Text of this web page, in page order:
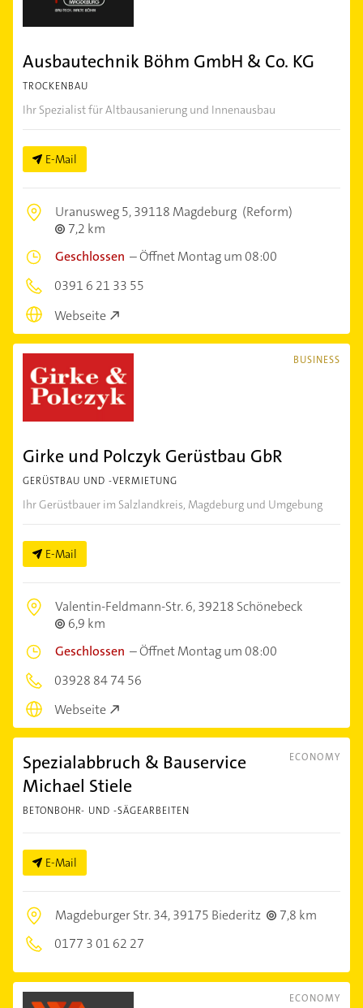
Ausbautechnik Böhm GmbH & Co. KG
TROCKENBAU
Ihr Spezialist für Altbausanierung und Innenausbau
E-Mail
Uranusweg 5,39118 Magdeburg (Reform)
7,2 km
Geschlossen –Öffnet Montag um 08:00
0391 6 21 33 55
Webseite
BUSINESS
Girke und Polczyk Gerüstbau GbR
GERÜSTBAU UND -VERMIETUNG
Ihr Gerüstbauer im Salzlandkreis, Magdeburg und Umgebung
E-Mail
Valentin-Feldmann-Str. 6,39218 Schönebeck
6,9 km
Geschlossen –Öffnet Montag um 08:00
03928 84 74 56
Webseite
ECONOMY
Spezialabbruch & Bauservice
Michael Stiele
BETONBOHR- UND -SÄGEARBEITEN
E-Mail
Magdeburger Str. 34,39175 Biederitz
7,8 km
0177 3 01 62 27
ECONOMY